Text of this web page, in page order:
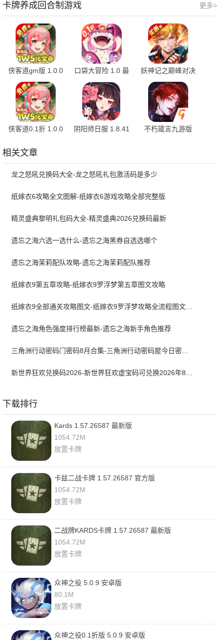
更多>
卡牌养成回合制游戏
侠客道gm版 1.0.0
手机版
口袋大冒险 1.0 最
新版
妖神记之巅峰对决
（0.1折买断） 1.1
官方版
侠客道0.1折 1.0.0
阴阳师日服 1.8.41
不朽箴言九游版
相关文章
龙之怒吼兑换码大全-龙之怒吼礼包激活码是多少
纸嫁衣6攻略全文图解-纸嫁衣6游戏攻略全部完整版
精灵盛典黎明礼包码大全-精灵盛典2026兑换码最新
遗忘之海六选一选什么-遗忘之海黑券自选选哪个
遗忘之海茉莉配队攻略-遗忘之海茉莉配队推荐
纸嫁衣9第五章攻略-纸嫁衣9罗浮梦第五章图文攻略
纸嫁衣9全部通关攻略图文-纸嫁衣9罗浮梦攻略全流程图文详解
遗忘之海角色强度排行榜最新-遗忘之海新手角色推荐
三角洲行动密码门密码8月合集-三角洲行动密码屋今日密码大全2026最新8月
下载排行
Kards 1.57.26587 最新版
1054.72M
放置卡牌
卡兹二战卡牌 1.57.26587 官方版
1054.72M
放置卡牌
二战牌KARDS卡牌 1.57.26587 最新版
1054.72M
放置卡牌
众神之役 5.0.9 安卓版
80.1M
放置卡牌
众神之役0.1折版 5.0.9 安卓版